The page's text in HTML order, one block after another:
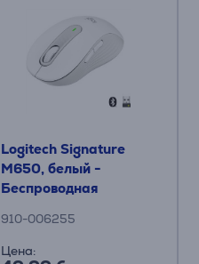
Logitech Signature
M650, белый -
Беспроводная
910-006255
Цена: